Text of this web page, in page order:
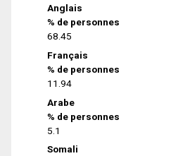
Anglais
% de personnes
68.45
Français
% de personnes
11.94
Arabe
% de personnes
5.1
Somali